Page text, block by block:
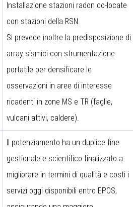
Installazione stazioni radon co-locate
con stazioni della RSN.
Si prevede inoltre la predisposizione di
array sismici con strumentazione
portatile per densificare le
osservazioni in aree di interesse
ricadenti in zone MS e TR (faglie,
vulcani attivi, caldere).
Il potenziamento ha un duplice fine
gestionale e scientifico finalizzato a
migliorare in termini di qualità e costi i
servizi oggi disponibili entro EPOS,